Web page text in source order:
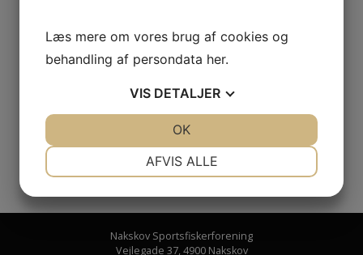
Nakskov Sportsfiskerforening
Vejlegade 37,4900 Nakskov
Læs mere om vores brug af cookies og
behandling af persondata her.
VIS DETALJER
MARKETING STATISTIK
AFVIS ALLE
OK